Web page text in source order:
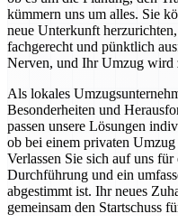
kümmern uns um alles. Sie
neue Unterkunft
fachgerecht und pünktlich
Nerven, und Ihr Umzug wird
Als lokales
Besonderheiten und
passen unsere Lösungen
ob bei einem privaten
Verlassen Sie sich auf uns
Durchführung und ein
abgestimmt ist. Ihr neues
gemeinsam den Startschuss